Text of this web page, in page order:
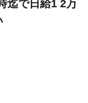
迄で日給1 2万